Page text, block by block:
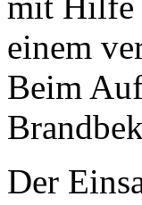
einem
Beim
Der